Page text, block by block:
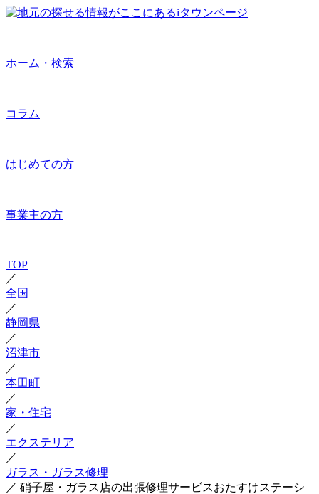
ホーム・検索
コラム
はじめての方
事業主の方
TOP
／
全国
／
静岡県
／
沼津市
／
本田町
／
家・住宅
／
エクステリア
／
ガラス・ガラス修理
／ 硝子屋・ガラス店の出張修理サービスおたすけステーシ